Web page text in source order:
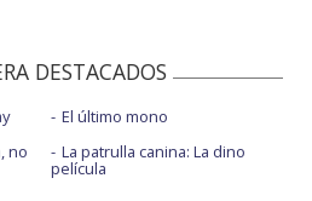
DESTACADOS
no
El último mono
La patrulla canina: La dino
película